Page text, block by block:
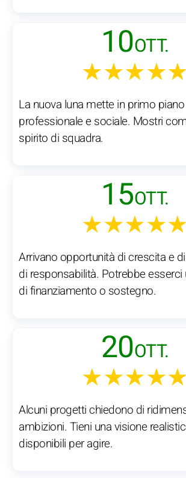
10OTT.
★★★★★
La nuova luna mette in primo
professionale e sociale. Mostri
spirito di squadra.
15OTT.
★★★★★
Arrivano opportunità di crescita e
di responsabilità. Potrebbe esserci
di finanziamento o sostegno.
20OTT.
★★★★★
Alcuni progetti chiedono di
ambizioni. Tieni una visione
disponibili per agire.